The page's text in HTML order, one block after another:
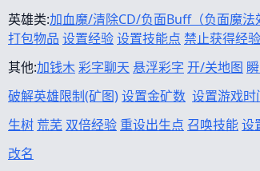
英雄类:加血魔/清除CD/负面Buff（负面魔法
打包物品 设置经验设置技能点 禁止获得经验
其他:加钱木彩字聊天 悬浮彩字 开/关地图
破解英雄限制(矿图)设置金矿数 设置游戏时
生树 荒芜 双倍经验 重设出生点 召唤技能设
改名